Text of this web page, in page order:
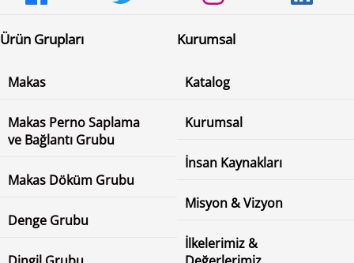
Ürün Grupları
Makas
Makas Perno Saplama
ve Bağlantı Grubu
Makas Döküm Grubu
Denge Grubu
Kurumsal
Katalog
Kurumsal
İnsan Kaynakları
Misyon & Vizyon
İlkelerimiz &